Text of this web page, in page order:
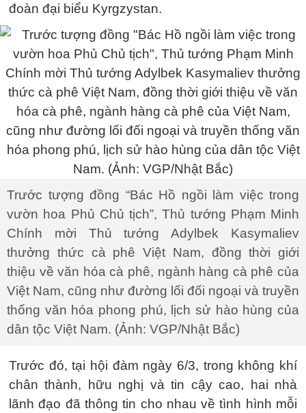
đoàn đại biểu Kyrgzystan.
Trước tượng đồng “Bác Hồ ngồi làm việc trong
vườn hoa Phủ Chủ tịch”, Thủ tướng Phạm Minh
Chính mời Thủ tướng Adylbek Kasymaliev
thưởng thức cà phê Việt Nam, đồng thời giới
thiệu về văn hóa cà phê, ngành hàng cà phê của
Việt Nam, cũng như đường lối đối ngoại và truyền
thống văn hóa phong phú, lịch sử hào hùng của
dân tộc Việt Nam. (Ảnh: VGP/Nhật Bắc)
Trước đó, tại hội đàm ngày 6/3, trong không khí
chân thành, hữu nghị và tin cậy cao, hai nhà
lãnh đạo đã thông tin cho nhau về tình hình mỗi